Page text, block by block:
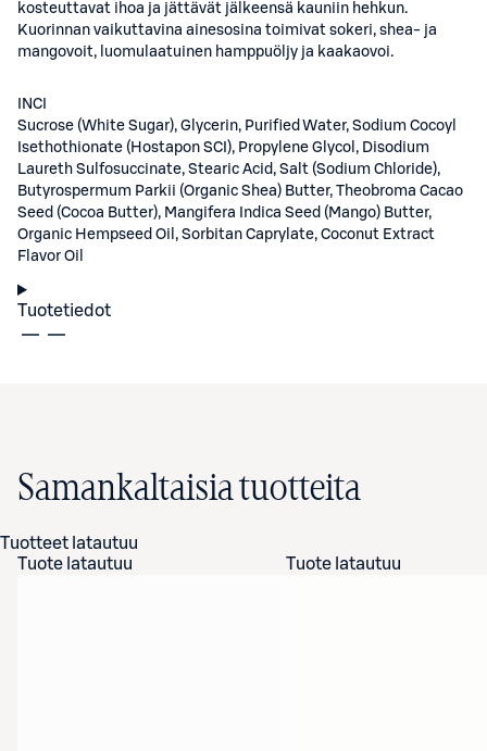
kosteuttavat ihoa ja jättävät jälkeensä kauniin hehkun.
Kuorinnan vaikuttavina ainesosina toimivat sokeri, shea- ja
mangovoit, luomulaatuinen hamppuöljy ja kaakaovoi.
INCI
Sucrose (White Sugar), Glycerin, Purified Water, Sodium Cocoyl
Isethothionate (Hostapon SCI), Propylene Glycol, Disodium
Laureth Sulfosuccinate, Stearic Acid, Salt (Sodium Chloride),
Butyrospermum Parkii (Organic Shea) Butter, Theobroma Cacao
Seed (Cocoa Butter), Mangifera Indica Seed (Mango) Butter,
Organic Hempseed Oil, Sorbitan Caprylate, Coconut Extract
Flavor Oil
Tuotetiedot
Samankaltaisia tuotteita
Tuotteet latautuu
Tuote latautuu
Tuote latautuu